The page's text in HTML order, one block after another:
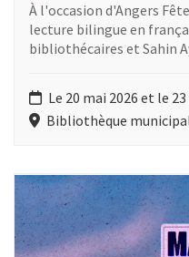
À l'occasion d'Angers
lecture bilingue en
bibliothécaires et Sahin
Le 20 mai 2026 et le
Bibliothèque
Plus d'information sur